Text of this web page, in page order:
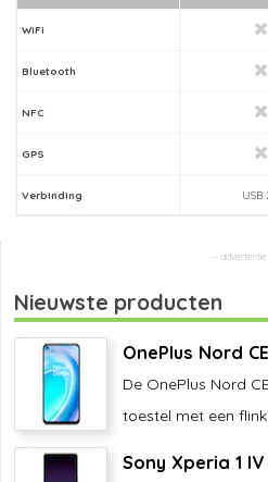
WiFi
Bluetooth
NFC
GPS
Verbinding USB
Nieuwste producten
OnePlus Nord
De OnePlus Nord
toestel met een
Sony Xperia 1 IV